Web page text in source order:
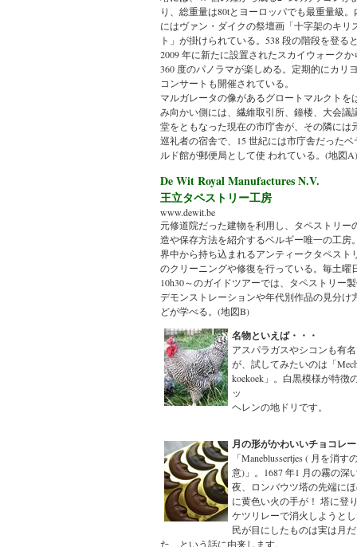
り、総重量は80tとヨーロッパでも最重量級。
にはヴァン・ダイクの祭壇画「十字架のキリ
ト」が掛けられている。538 段の階段を登る
2009 年に新たに設置されたスカイウォークか
360 度のパノラマが楽しめる。定期的にカリ
コンサートも開催されている。
マルガレータの像があるグロートマルクトを
み向かい側には、繊維取引所、鐘楼、大会議
堂をともなった現在の市庁舎が、その隣には
巡礼者の宿舎で、15 世紀には市庁舎だったベ
ルド館が郵便局として使 われている。(地図A)
De Wit Royal Manufactures N.V.
王立タペストリー工房
www.dewit.be
元修道院だった建物を利用し、タペストリー
造や保存方法を紹介するベルギー唯一の工房
界中から持ち込まれるアンティークタペスト
のクリーニングや修復を行っている。毎土曜
10h30～のガイドツアーでは、タペストリー
デモンストレーションや年代別作品の見分け
どが学べる。(地図B)
名物といえば・・・
アスパラガスやシコンも有
が、試してみたいのは「
koekoek」。白黒模様が特徴
ッ
ヘレンの地ドリです。
月の形がかわいいチョコレ
「Maneblussertjes ( 月を消す
意)」。1687 年1 月の霧の深
夜、ロンバウツ塔の先端に
に黄色い火の手が！ 塔に登
ケツリレーで消火しようと
民が目にしたものは実は月
た、という話に由来します。